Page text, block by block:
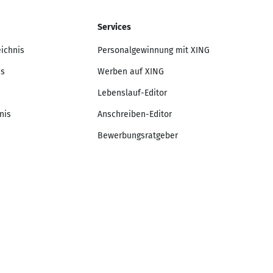
Services
Personalgewinnung mit XING
Werben auf XING
Lebenslauf-Editor
Anschreiben-Editor
Bewerbungsratgeber